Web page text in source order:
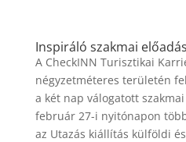
Inspiráló szakmai
A CheckINN Turisztikai
négyzetméteres területén
a két nap válogatott
február 27-i nyitónapon
az Utazás kiállítás külföldi